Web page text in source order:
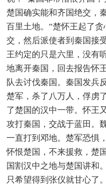
楚国确实能和齐国绝交，
百里土地。”楚怀王起了
交，然后派使者到秦国接
王约定的只是六里，没有
地离开秦国，回去报告怀
队去讨伐秦国。秦国发兵
楚军，杀了八万人，俘虏
了楚国的汉中一带。怀王
攻打秦国，交战于蓝田。
一直打到邓地。楚军恐惧
怀恨楚国，不来援救，楚
国割汉中之地与楚国讲和
只希望得到张仪就甘心了